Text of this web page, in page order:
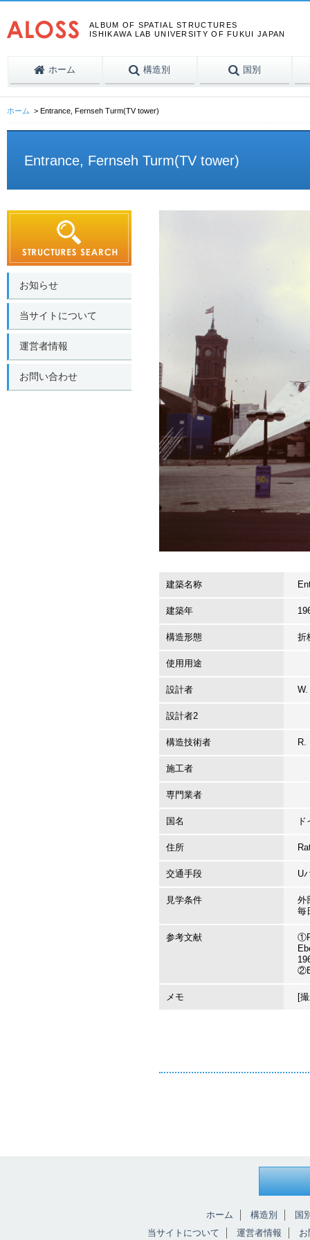
ALBUM OF SPATIAL STRUCTURES
ISHIKAWA LAB UNIVERSITY OF FUKUI JAPAN
ホーム 構造別 国別
ホーム Entrance, Fernseh Turm(TV tower)
Entrance, Fernseh Turm(TV tower)
建築名称
建築年
構造形態 折
使用用途
設計者
設計者2
構造技術者 R.
施工者
専門業者
国名
住所
交通手段 U
見学条件
外
毎
参考文献
メモ [
お知らせ
当サイトについて
運営者情報
お問い合わせ
ホーム 構造別
国
当サイトについて
運営者情報